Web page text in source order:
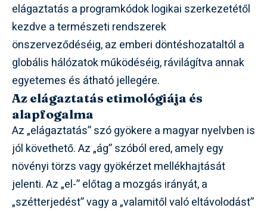
elágaztatás a programkódok logikai szerkezetétől
kezdve a természeti rendszerek
önszerveződéséig, az emberi döntéshozataltól a
globális hálózatok működéséig, rávilágítva annak
egyetemes és átható jellegére.
Az elágaztatás etimológiája és
alapfogalma
Az „elágaztatás” szó gyökere a magyar nyelvben is
jól követhető. Az „ág” szóból ered, amely egy
növényi törzs vagy gyökérzet mellékhajtását
jelenti. Az „el-” előtag a mozgás irányát, a
„szétterjedést” vagy a „valamitől való eltávolodást”